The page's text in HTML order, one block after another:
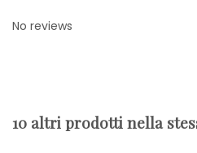
No reviews
10 altri prodotti nella